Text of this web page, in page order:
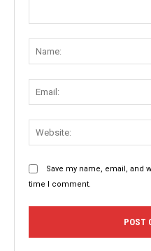
Save my name, email, and
time I comment.